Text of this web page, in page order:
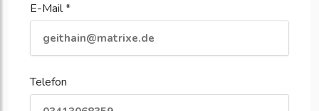
E-Mail *
Telefon